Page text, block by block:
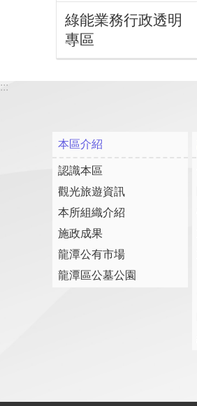
綠能業務行政透明
專區
:::
本區介紹
認識本區
觀光旅遊資訊
本所組織介紹
施政成果
龍潭公有市場
龍潭區公墓公園